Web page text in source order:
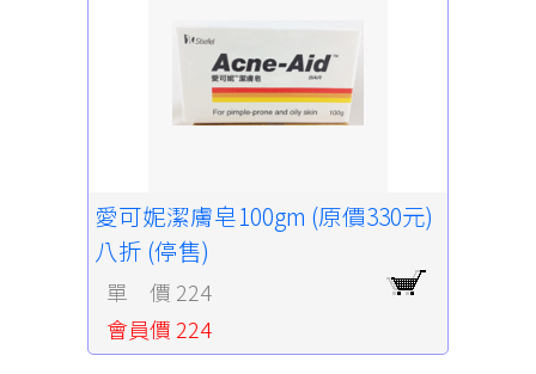
愛可妮潔膚皂100gm (原價330元)
八折 (停售)
單 價 224
會員價 224